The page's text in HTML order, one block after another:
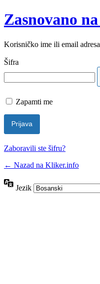
Zasnovano
Korisničko ime ili email adresa
Šifra
Zapamti me
Zaboravili ste šifru?
← Nazad na Kliker.info
Jezik